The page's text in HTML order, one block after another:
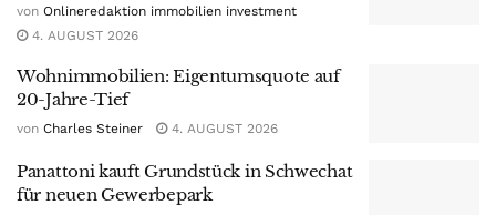
von Onlineredaktion immobilien investment
4. AUGUST 2026
Wohnimmobilien: Eigentumsquote auf
20-Jahre-Tief
von Charles Steiner 4. AUGUST 2026
Panattoni kauft Grundstück in Schwechat
für neuen Gewerbepark